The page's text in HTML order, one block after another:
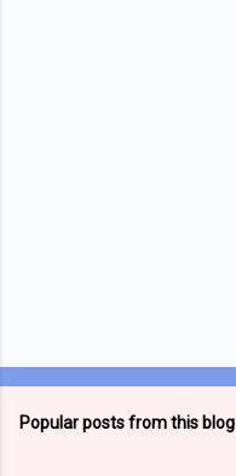
Popular posts from this blog